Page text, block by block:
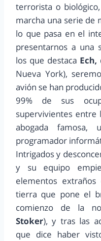
terrorista o
marcha una serie de
lo que pasa en el
presentarnos a una
los que destaca Ech,
Nueva York),
avión se han
99% de sus
supervivientes entre
abogada
programador
Intrigados y
y su equipo
elementos
tierra que pone el
comienzo de la
Stoker), y tras las
que dice haber